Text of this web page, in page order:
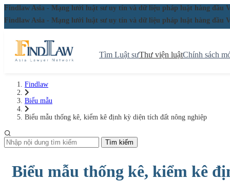
Findlaw Asia - Mạng lưới luật sư uy tín và dữ liệu pháp luật hàng
Findlaw Asia - Mạng lưới luật sư uy tín và dữ liệu pháp luật hàng
Tìm Luật sưThư viện luậtChính sách
Findlaw
Biểu mẫu
Biểu mẫu thống kê, kiểm kê định kỳ diện tích đất nông nghiệp
Tìm kiếm
Biểu mẫu thống kê, kiểm kê